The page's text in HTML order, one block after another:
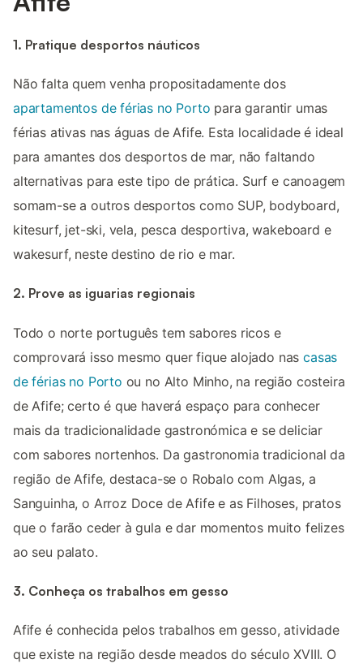
1. Pratique desportos náuticos
Não falta quem venha propositadamente dos
apartamentos de férias no Porto para garantir umas
férias ativas nas águas de Afife. Esta localidade é ideal
para amantes dos desportos de mar, não faltando
alternativas para este tipo de prática. Surf e canoagem
somam-se a outros desportos como SUP, bodyboard,
kitesurf, jet-ski, vela, pesca desportiva, wakeboard e
wakesurf, neste destino de rio e mar.
2. Prove as iguarias regionais
Todo o norte português tem sabores ricos e
comprovará isso mesmo quer fique alojado nascasas
de férias no Porto ou no Alto Minho, na região costeira
de Afife; certo é que haverá espaço para conhecer
mais da tradicionalidade gastronómica e se deliciar
com sabores nortenhos. Da gastronomia tradicional da
região de Afife, destaca-se o Robalo com Algas, a
Sanguinha, o Arroz Doce de Afife e as Filhoses, pratos
que o farão ceder à gula e dar momentos muito felizes
ao seu palato.
3. Conheça os trabalhos em gesso
Afife é conhecida pelos trabalhos em gesso, atividade
que existe na região desde meados do século XVIII. O